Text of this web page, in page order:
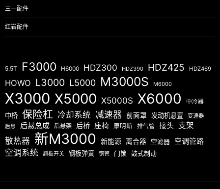
三一配件
红岩配件
5.5T F3000 H6000 HDZ300 HDZ390 HDZ425 HDZ469
HOWO L3000 L5000 M3000S M6000
X3000 X5000 X5000S X6000 中冷器
中桥 保险杠 冷却系统 减速器 前面罩 发动机悬置 变速器
后悬 后悬总成 后悬架 后桥 座椅 康明斯 排气管 接头 支架
散热器 新M3000 新能源 离合器 空滤器 空调管路
空调系统 翘板开关 钢板弹簧 钢管 门锁 鼓式制动